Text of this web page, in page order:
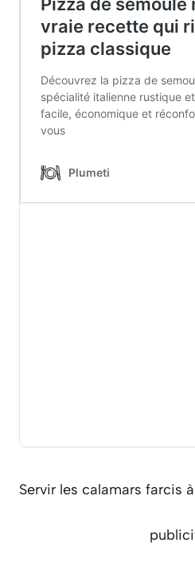
Servir les calamars farcis